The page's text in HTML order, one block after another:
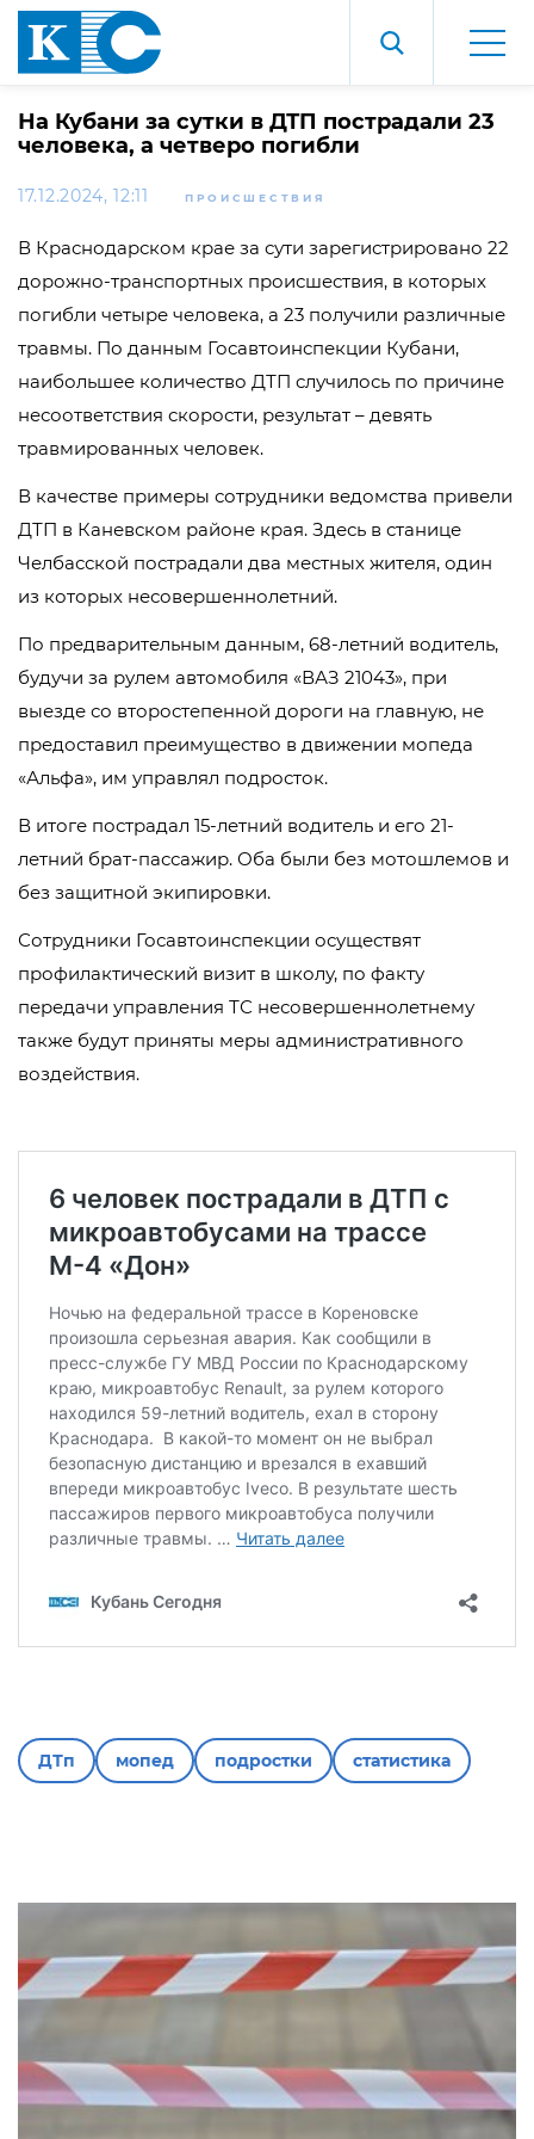
На Кубани за сутки в ДТП пострадали 23
человека, а четверо погибли
17.12.2024, 12:11 ПРОИСШЕСТВИЯ
В Краснодарском крае за сути зарегистрировано 22
дорожно-транспортных происшествия, в которых
погибли четыре человека, а 23 получили различные
травмы. По данным Госавтоинспекции Кубани,
наибольшее количество ДТП случилось по причине
несоответствия скорости, результат – девять
травмированных человек.
В качестве примеры сотрудники ведомства привели
ДТП в Каневском районе края. Здесь в станице
Челбасской пострадали два местных жителя, один
из которых несовершеннолетний.
По предварительным данным, 68-летний водитель,
будучи за рулем автомобиля «ВАЗ 21043», при
выезде со второстепенной дороги на главную, не
предоставил преимущество в движении мопеда
«Альфа», им управлял подросток.
В итоге пострадал 15-летний водитель и его 21-
летний брат-пассажир. Оба были без мотошлемов и
без защитной экипировки.
Сотрудники Госавтоинспекции осуществят
профилактический визит в школу, по факту
передачи управления ТС несовершеннолетнему
также будут приняты меры административного
воздействия.
ДТп мопед подростки статистика